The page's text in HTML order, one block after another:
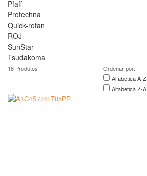
Pfaff
Protechna
Quick-rotan
ROJ
SunStar
Tsudakoma
18 Produtos
Ordenar por:
Alfabética A-Z
Alfabética Z-A